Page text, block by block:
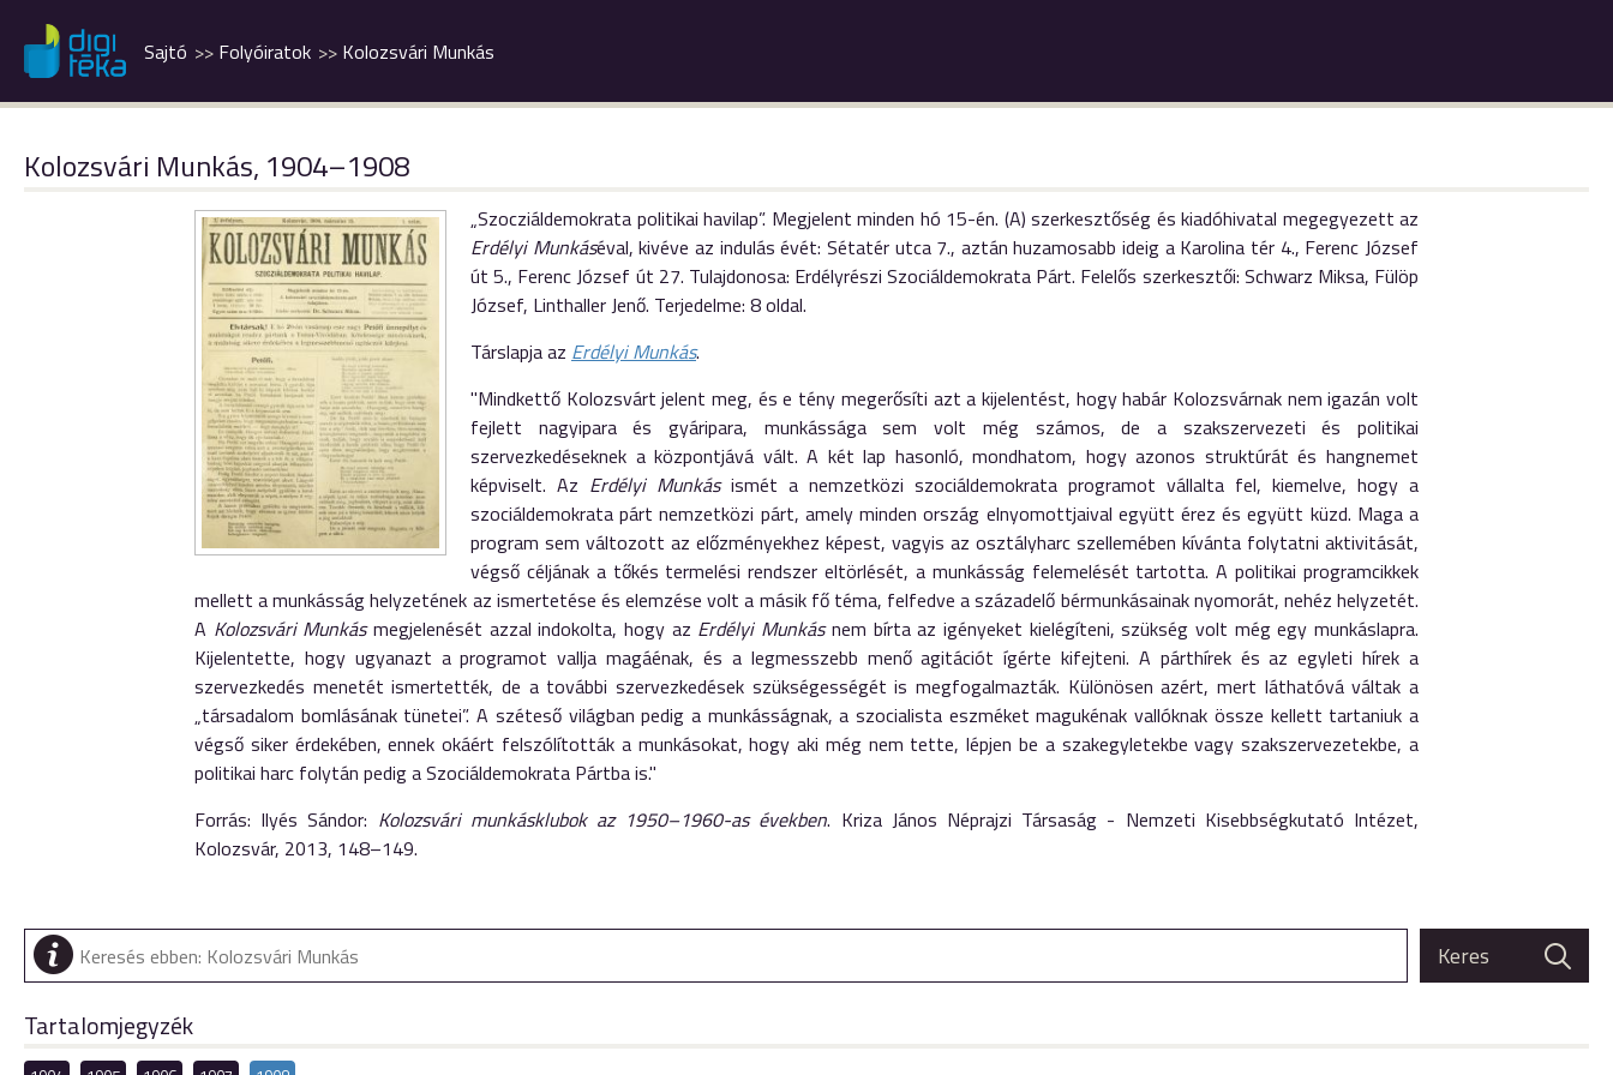
Kolozsvári Munkás
Folyóiratok
Sajtó
Kolozsvári Munkás, 1904–1908
„Szocziáldemokrata politikai havilap”. Megjelent minden hó 15-én. (A) szerkesztőség és kiadóhivatal megegyezett az
Erdélyi Munkáséval, kivéve az indulás évét: Sétatér utca 7., aztán huzamosabb ideig a Karolina tér 4., Ferenc József
út 5., Ferenc József út 27. Tulajdonosa: Erdélyrészi Szociáldemokrata Párt. Felelős szerkesztői: Schwarz Miksa, Fülöp
József, Linthaller Jenő. Terjedelme: 8 oldal.
Társlapja az Erdélyi Munkás.
"Mindkettő Kolozsvárt jelent meg, és e tény megerősíti azt a kijelentést, hogy habár Kolozsvárnak nem igazán volt
fejlett nagyipara és gyáripara, munkássága sem volt még számos, de a szakszervezeti és politikai
szervezkedéseknek a központjává vált. A két lap hasonló, mondhatom, hogy azonos struktúrát és hangnemet
képviselt. Az Erdélyi Munkásismét a nemzetközi szociáldemokrata programot vállalta fel, kiemelve, hogy a
szociáldemokrata párt nemzetközi párt, amely minden ország elnyomottjaival együtt érez és együtt küzd. Maga a
program sem változott az előzményekhez képest, vagyis az osztályharc szellemében kívánta folytatni aktivitását,
végső céljának a tőkés termelési rendszer eltörlését, a munkásság felemelését tartotta. A politikai programcikkek
mellett a munkásság helyzetének az ismertetése és elemzése volt a másik fő téma, felfedve a századelő bérmunkásainak nyomorát, nehéz helyzetét.
A Kolozsvári Munkásmegjelenését azzal indokolta, hogy az Erdélyi Munkásnem bírta az igényeket kielégíteni, szükség volt még egy munkáslapra.
Kijelentette, hogy ugyanazt a programot vallja magáénak, és a legmesszebb menő agitációt ígérte kifejteni. A párthírek és az egyleti hírek a
szervezkedés menetét ismertették, de a további szervezkedések szükségességét is megfogalmazták. Különösen azért, mert láthatóvá váltak a
„társadalom bomlásának tünetei”. A széteső világban pedig a munkásságnak, a szocialista eszméket magukénak vallóknak össze kellett tartaniuk a
végső siker érdekében, ennek okáért felszólították a munkásokat, hogy aki még nem tette, lépjen be a szakegyletekbe vagy szakszervezetekbe, a
politikai harc folytán pedig a Szociáldemokrata Pártba is."
Forrás: Ilyés Sándor: Kolozsvári munkásklubok az 1950–1960-as években. Kriza János Néprajzi Társaság - Nemzeti Kisebbségkutató Intézet,
Kolozsvár, 2013, 148–149.
Tartalomjegyzék